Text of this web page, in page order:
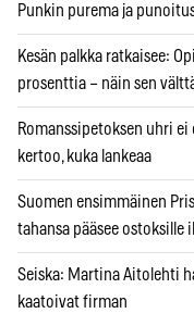
Punkin purema ja
Kesän palkka ratkaisee:
prosenttia – näin sen
Romanssipetoksen uhri
kertoo, kuka lankeaa
Suomen ensimmäinen
tahansa pääsee
Seiska: Martina Aitolehti
kaatoivat firman